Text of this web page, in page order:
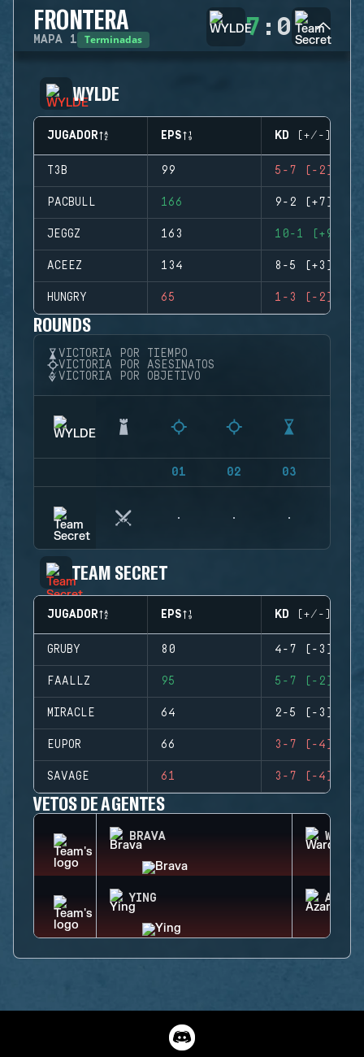
FRONTERA
MAPA 1 Terminadas 7 : 0
WYLDE
JUGADOR EPS KD (+/-)
T3B 99 5-7 (-2)
PACBULL 166 9-2 (+7)
JEGGZ 163 10-1 (+9)
ACEEZ 134 8-5 (+3)
HUNGRY 65 1-3 (-2)
ROUNDS
VICTORIA POR TIEMPO
VICTORIA POR ASESINATOS
VICTORIA POR OBJETIVO
01 02 03
TEAM SECRET
JUGADOR EPS KD (+/-)
GRUBY 80 4-7 (-3)
FAALLZ 95 5-7 (-2)
MIRACLE 64 2-5 (-3)
EUPOR 66 3-7 (-4)
SAVAGE 61 3-7 (-4)
VETOS DE AGENTES
BRAVA
YING AZAMI